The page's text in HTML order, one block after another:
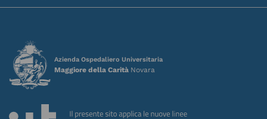
Azienda Ospedaliero Universitaria
Maggiore della Carità Novara